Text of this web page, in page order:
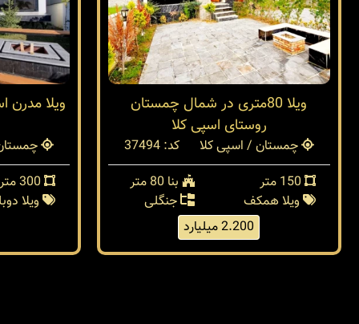
ویلا 80متری در شمال چمستان
روستای اسپی کلا
چمستان / اسپی کلا
کد: 37494
بنا 80 متر
ویلا همکف
جنگلی
2.200 میلیارد
ویلا